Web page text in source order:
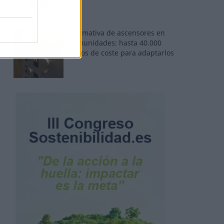
Normativa de ascensores en
comunidades: hasta 40.000
euros de coste para adaptarlos